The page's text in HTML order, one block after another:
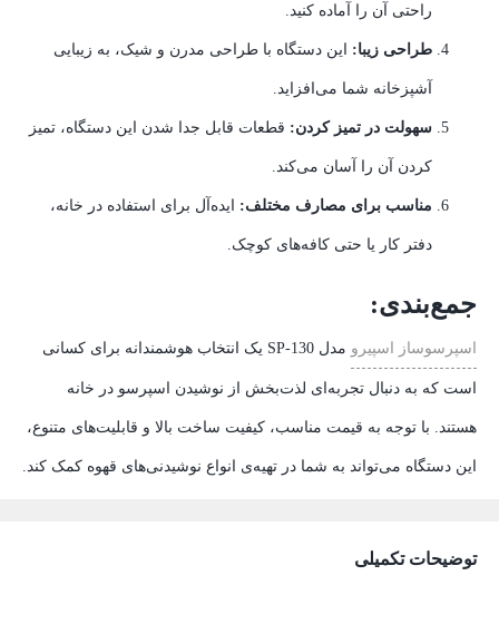
راحتی آن را آماده کنید.
طراحی زیبا: این دستگاه با طراحی مدرن و شیک، به زیبایی
آشپزخانه شما می‌افزاید.
سهولت در تمیز کردن: قطعات قابل جدا شدن این دستگاه، تمیز
کردن آن را آسان می‌کند.
مناسب برای مصارف مختلف: ایده‌آل برای استفاده در خانه،
دفتر کار یا حتی کافه‌های کوچک.
جمع‌بندی:
اسپرسوساز اسپیرو مدل SP-130 یک انتخاب هوشمندانه برای کسانی
است که به دنبال تجربه‌ای لذت‌بخش از نوشیدن اسپرسو در خانه
هستند. با توجه به قیمت مناسب، کیفیت ساخت بالا و قابلیت‌های متنوع،
این دستگاه می‌تواند به شما در تهیه‌ی انواع نوشیدنی‌های قهوه کمک کند.
توضیحات تکمیلی